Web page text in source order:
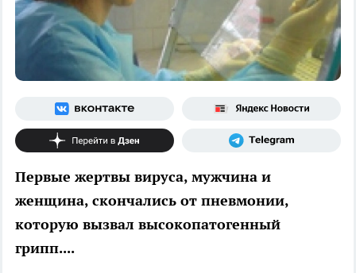
Первые жертвы вируса, мужчина и
женщина, скончались от пневмонии,
которую вызвал высокопатогенный
грипп....